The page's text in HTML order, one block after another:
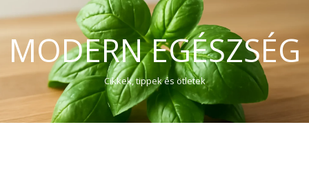
MODERN EGÉSZSÉG
Cikkek, tippek és ötletek